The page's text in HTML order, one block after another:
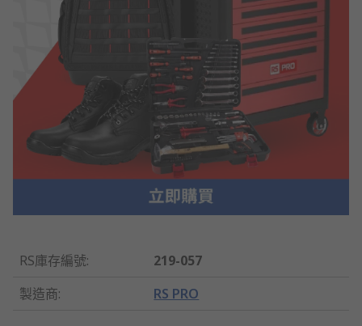
RS庫存編號:
219-057
製造商: RS PRO